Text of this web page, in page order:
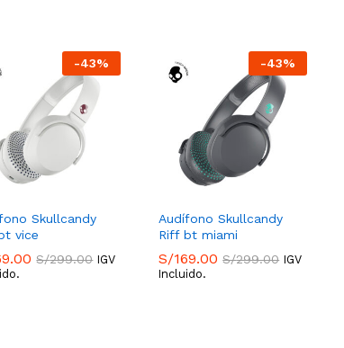
-43%
Skullcandy
vice
S/299.00 IGV
-43%
Audífono Skullcandy
Riff bt miami
S/169.00 S/299.00 IGV
Incluido.